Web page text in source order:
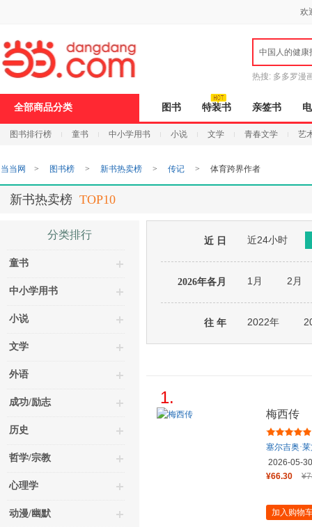
欢
中国人的健康
热搜: 多多罗漫
全部商品分类 图书 特装书 亲签书
图书排行榜 童书 中小学用书 小说 文学 青春文学 艺
当当网 > 图书榜 > 新书热卖榜 > 传记 > 体育跨界作者
新书热卖榜 TOP10
分类排行
童书
中小学用书
小说
文学
外语
成功/励志
历史
哲学/宗教
心理学
动漫/幽默
近 日 近24小时
2026年各月 1月 2月
往 年 2022年
1.
梅西传
塞尔吉奥·
2026-05-30
¥66.30
加入购物
打
开
无
障
页
加